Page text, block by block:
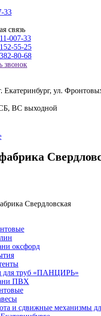
33
связь
007-33
55-25
80-68
звонок
Екатеринбург, ул.
ВС выходной
Свердловская
оксфорд
для труб «ПАНЦИРЬ»
ПВХ
и сдвижные механизмы